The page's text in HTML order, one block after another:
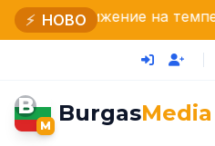
⚡ НОВО
на температурите
B
M BurgasMedia